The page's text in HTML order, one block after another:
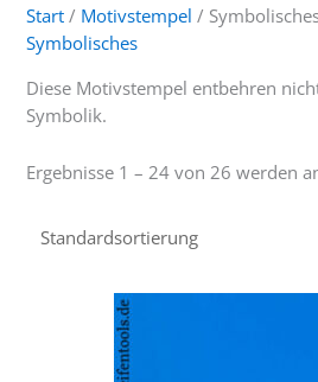
Start / Motivstempel /
Symbolisches
Diese Motivstempel entbehren
Symbolik.
Ergebnisse 1 – 24 von 26 werden